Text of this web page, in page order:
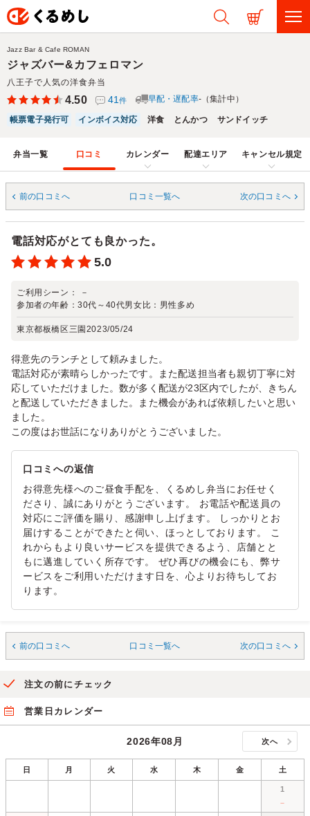
ジャズバー&カフェロマン
八王子で人気の洋食弁当
Jazz Bar & Cafe ROMAN
4.50 41件 早配・遅配率-（集計中）
帳票電子発行可 インボイス対応 洋食 とんかつ サンドイッチ
弁当一覧 口コミ カレンダー 配達エリア キャンセル規定
前の口コミへ 口コミ一覧へ 次の口コミへ
電話対応がとても良かった。
5.0
ご利用シーン：
－
参加者の年齢：30代～40代男女比： 男性多め
東京都板橋区三園 2023/05/24
得意先のランチとして頼みました。
電話対応が素晴らしかったです。また配送担当者も親切丁寧に対
応していただけました。数が多く配送が23区内でしたが、きちん
と配送していただきました。また機会があれば依頼したいと思い
ました。
この度はお世話になりありがとうございました。
口コミへの返信
お得意先様へのご昼食手配を、くるめし弁当にお任せく
ださり、誠にありがとうございます。 お電話や配送員の
対応にご評価を賜り、感謝申し上げます。 しっかりとお
届けすることができたと伺い、ほっとしております。 こ
れからもより良いサービスを提供できるよう、店舗とと
もに邁進していく所存です。 ぜひ再びの機会にも、弊サ
ービスをご利用いただけます日を、心よりお待ちしてお
ります。
前の口コミへ 口コミ一覧へ 次の口コミへ
注文の前にチェック
営業日カレンダー
2026年08月 次へ
日 月 火 水 木 金 土
1
－